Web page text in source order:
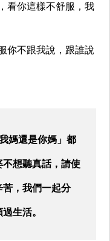
看你這樣不舒服，我
你不跟我說，跟誰說
媽還是你媽」都
想聽真話，請使
苦，我們一起分
生活。